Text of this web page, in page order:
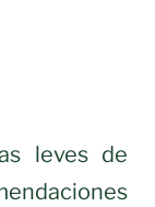
leves de